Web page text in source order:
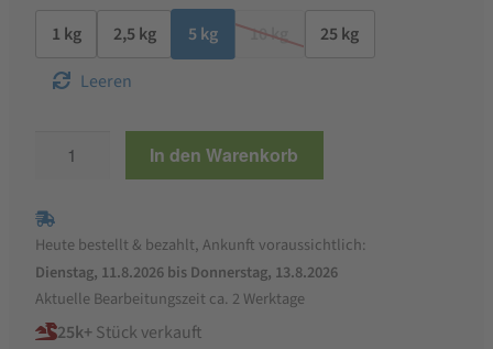
1 kg
2,5 kg 5 kg 10 kg
25 kg
Leeren
Weizenmehl
Tipo
0,
Pizzamehl
Menge
In den Warenkorb
Heute bestellt & bezahlt, Ankunft voraussichtlich:
Dienstag, 11.8.2026 bis Donnerstag, 13.8.2026
Aktuelle Bearbeitungszeit ca. 2 Werktage
25k+Stück verkauft